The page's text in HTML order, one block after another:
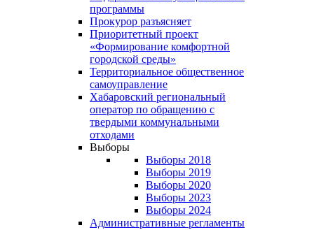
программы
Прокурор разъясняет
Приоритетный проект
«Формирование комфортной
городской среды»
Территориальное общественное
самоуправление
Хабаровский региональный
оператор по обращению с
твердыми коммунальными
отходами
Выборы
Выборы 2018
Выборы 2019
Выборы 2020
Выборы 2023
Выборы 2024
Административные регламенты